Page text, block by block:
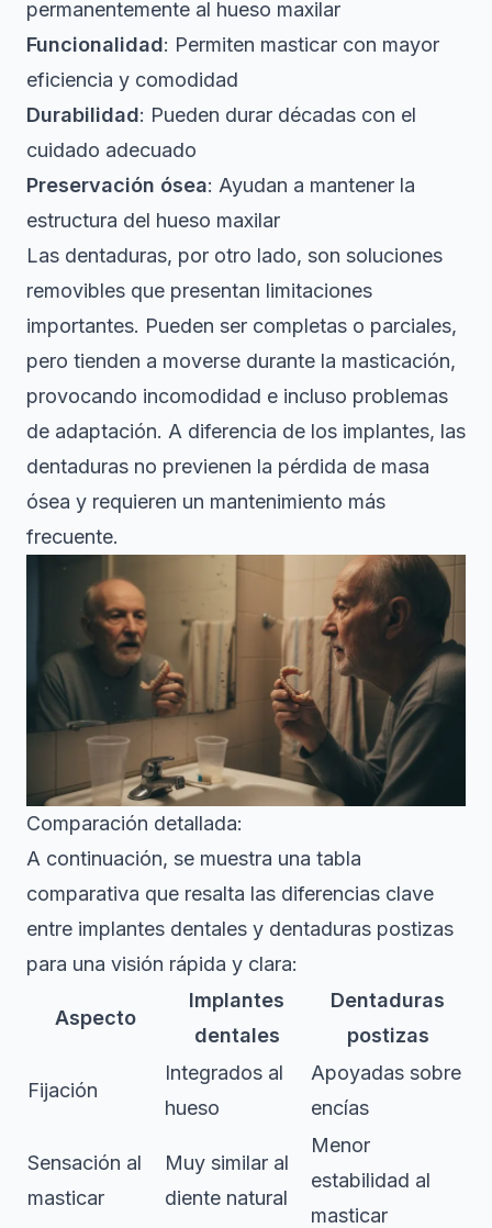
permanentemente al hueso maxilar
Funcionalidad: Permiten masticar con mayor
eficiencia y comodidad
Durabilidad: Pueden durar décadas con el
cuidado adecuado
Preservación ósea: Ayudan a mantener la
estructura del hueso maxilar
Las dentaduras, por otro lado, son soluciones
removibles que presentan limitaciones
importantes. Pueden ser completas o parciales,
pero tienden a moverse durante la masticación,
provocando incomodidad e incluso problemas
de adaptación. A diferencia de los implantes, las
dentaduras no previenen la pérdida de masa
ósea y requieren un mantenimiento más
frecuente.
Comparación detallada:
A continuación, se muestra una tabla
comparativa que resalta las diferencias clave
entre implantes dentales y dentaduras postizas
para una visión rápida y clara:
Aspecto
Implantes
dentales
Dentaduras
postizas
Fijación
Integrados al
hueso
Apoyadas sobre
encías
Sensación al
masticar
Muy similar al
diente natural
Menor
estabilidad al
masticar